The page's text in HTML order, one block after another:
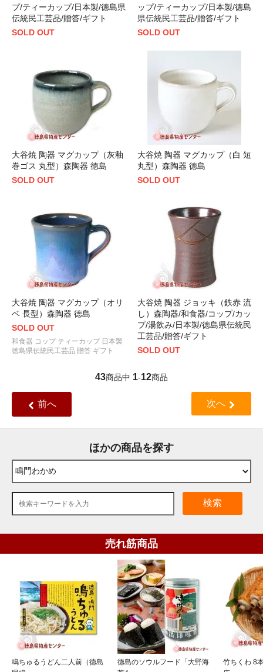
プ/ティーカップ/日本製/徳島県
伝統民工芸品/贈答/ギフト
SOLD OUT
ップ/ティーカップ/日本製/徳島
県伝統民工芸品/贈答/ギフト
SOLD OUT
大谷焼 陶器 マグカップ（灰釉
巻ゴス 丸型）森陶器 徳島
SOLD OUT
大谷焼 陶器 マグカップ（白 短
丸型）森陶器 徳島
SOLD OUT
大谷焼 陶器 マグカップ（オリ
ベ 長型）森陶器 徳島
SOLD OUT
和食器 コップ ティーカップ 日本製
徳島県伝統民工芸品 贈答 ギフト
大谷焼 陶器 ジョッキ（鉄赤 流
し）森陶器/和食器/コップ/カッ
プ/湯飲み/日本製/徳島県伝統民
工芸品/贈答/ギフト
SOLD OUT
43商品中 1-12商品
前へ 次へ
ほかの商品を探す
検索
売れ筋商品
鳴ちゅるうどん二人前（徳島
徳島のソウルフード「大野海
竹ちくわ 8